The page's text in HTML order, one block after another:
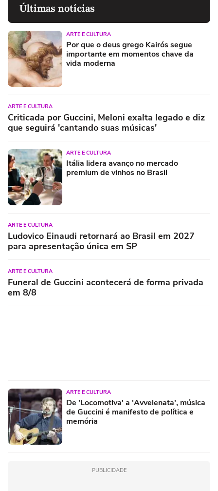
Últimas notícias
ARTE E CULTURA
Por que o deus grego Kairós segue
importante em momentos chave da
vida moderna
ARTE E CULTURA
Criticada por Guccini, Meloni exalta legado e diz
que seguirá 'cantando suas músicas'
ARTE E CULTURA
Itália lidera avanço no mercado
premium de vinhos no Brasil
ARTE E CULTURA
Ludovico Einaudi retornará ao Brasil em 2027
para apresentação única em SP
ARTE E CULTURA
Funeral de Guccini acontecerá de forma privada
em 8/8
ARTE E CULTURA
De 'Locomotiva' a 'Avvelenata', música
de Guccini é manifesto de política e
memória
PUBLICIDADE